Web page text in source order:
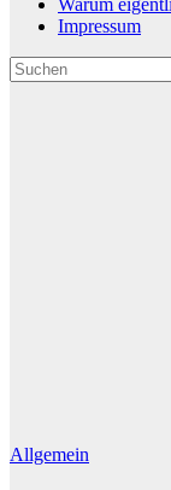
Warum
Impressum
Allgemein